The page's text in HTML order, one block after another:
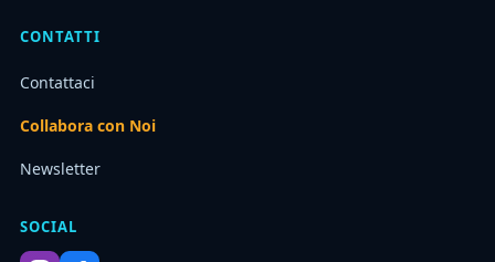
CONTATTI
Contattaci
Collabora con Noi
Newsletter
SOCIAL